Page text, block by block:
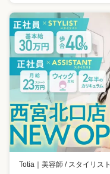
Totia 美容師 / スタイリスト